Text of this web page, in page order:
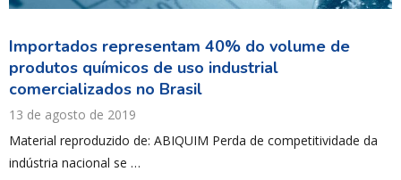
Importados representam 40% do volume de
produtos químicos de uso industrial
comercializados no Brasil
13 de agosto de 2019
Material reproduzido de: ABIQUIM Perda de competitividade da
indústria nacional se …